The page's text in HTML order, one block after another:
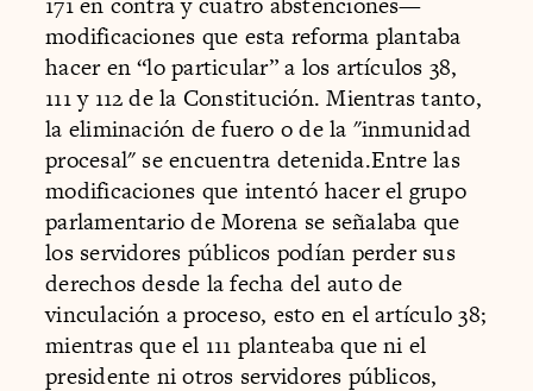
modificaciones que esta reforma plantaba
hacer en “lo particular” a los artículos 38,
111 y 112 de la Constitución. Mientras tanto,
la eliminación de fuero o de la "inmunidad
procesal" se encuentra detenida.Entre las
modificaciones que intentó hacer el grupo
parlamentario de Morena se señalaba que
los servidores públicos podían perder sus
derechos desde la fecha del auto de
vinculación a proceso, esto en el artículo 38;
mientras que el 111 planteaba que ni el
presidente ni otros servidores públicos,